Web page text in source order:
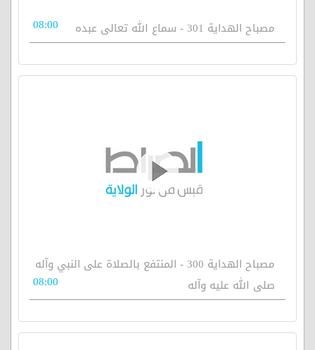
مصباح الهداية 301 - سماع الله تعالى عبده 08:00
مصباح الهداية 300 - المنتفع بالصلاة على النبي وآله
صلى الله عليه وآله
08:00